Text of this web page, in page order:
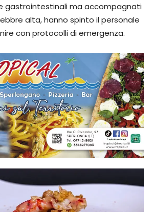
gastrointestinali ma accompagnati
alta, hanno spinto il personale
con protocolli di emergenza.